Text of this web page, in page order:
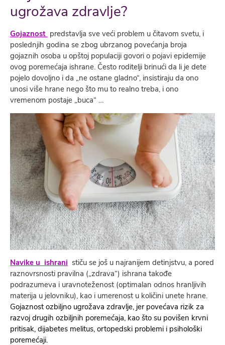
ugrožava zdravlje?
Gojaznost predstavlja sve veći problem u čitavom svetu, i
poslednjih godina se zbog ubrzanog povećanja broja
gojaznih osoba u opštoj populaciji govori o pojavi epidemije
ovog poremećaja ishrane. Često roditelji brinući da li je dete
pojelo dovoljno i da „ne ostane gladno“, insistiraju da ono
unosi više hrane nego što mu to realno treba, i ono
vremenom postaje „buca“ …
Navike u ishrani stiču se još u najranijem detinjstvu, a pored
raznovrsnosti pravilna („zdrava“) ishrana takođe
podrazumeva i uravnoteženost (optimalan odnos hranljivih
materija u jelovniku), kao i umerenost u količini unete hrane.
Gojaznost ozbiljno ugrožava zdravlje, jer povećava rizik za
razvoj drugih ozbiljnih poremećaja, kao što su povišen krvni
pritisak, dijabetes melitus, ortopedski problemi i psihološki
poremećaji.